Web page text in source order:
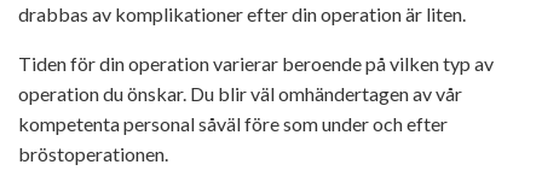
drabbas av komplikationer efter din operation är liten.
Tiden för din operation varierar beroende på vilken typ av
operation du önskar. Du blir väl omhändertagen av vår
kompetenta personal såväl före som under och efter
bröstoperationen.